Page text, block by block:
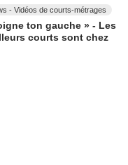
- Vidéos de courts-métrages
ton gauche » - Les
courts sont chez